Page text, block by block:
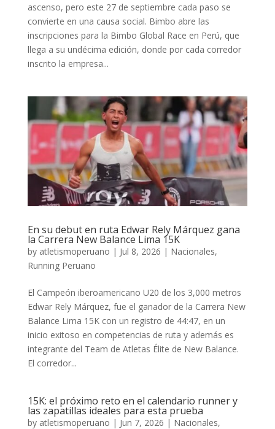
ascenso, pero este 27 de septiembre cada paso se
convierte en una causa social. Bimbo abre las
inscripciones para la Bimbo Global Race en Perú, que
llega a su undécima edición, donde por cada corredor
inscrito la empresa...
En su debut en ruta Edwar Rely Márquez gana
la Carrera New Balance Lima 15K
by atletismoperuano | Jul 8, 2026 | Nacionales,
Running Peruano
El Campeón iberoamericano U20 de los 3,000 metros
Edwar Rely Márquez, fue el ganador de la Carrera New
Balance Lima 15K con un registro de 44:47, en un
inicio exitoso en competencias de ruta y además es
integrante del Team de Atletas Élite de New Balance.
El corredor...
15K: el próximo reto en el calendario runner y
las zapatillas ideales para esta prueba
by atletismoperuano | Jun 7, 2026 | Nacionales,